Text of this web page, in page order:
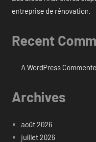
entreprise de rénovation.
Recent
A WordPress
Archives
août 2026
juillet 2026